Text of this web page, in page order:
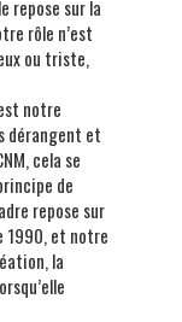
repose sur la
rôle n’est
ou triste,
notre
dérangent et
cela se
de
repose sur
1990, et notre
la